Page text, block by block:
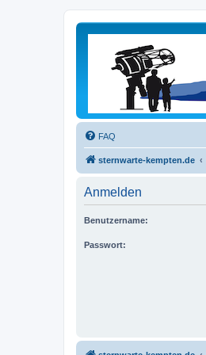
FAQ
sternwarte-kempten.de
Anmelden
Benutzername:
Passwort: